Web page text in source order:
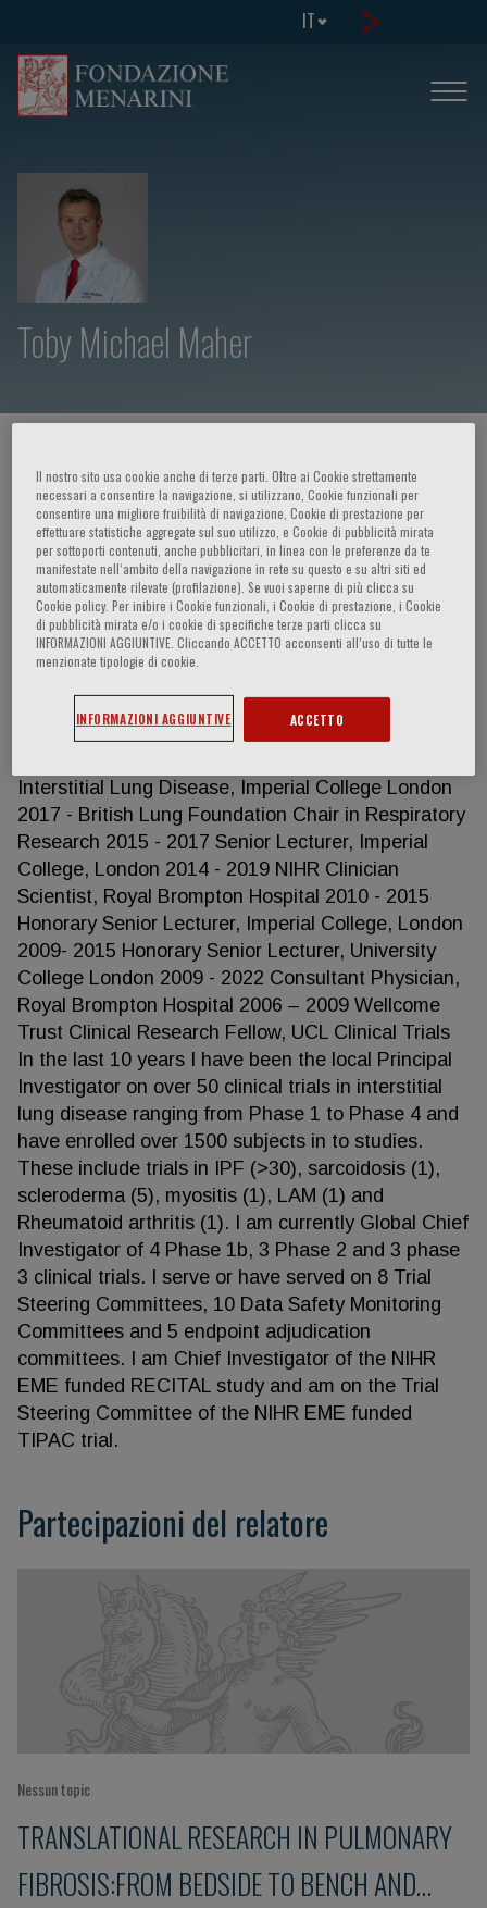
IT
Toby Michael Maher
Toby Michael Maher
Professional History 2020 - Professor of Medicine
and Director of ILD, University of Southern
Brompton Respiratory Clinical Research Facility
2018 - 2020 Director of Respiratory Research,
Interstitial Lung Disease, Imperial College London
2017 - British Lung Foundation Chair in Respiratory
Research 2015 - 2017 Senior Lecturer, Imperial
College, London 2014 - 2019 NIHR Clinician
Scientist, Royal Brompton Hospital 2010 - 2015
Honorary Senior Lecturer, Imperial College, London
2009- 2015 Honorary Senior Lecturer, University
College London 2009 - 2022 Consultant Physician,
Royal Brompton Hospital 2006 – 2009 Wellcome
Trust Clinical Research Fellow, UCL Clinical Trials
In the last 10 years I have been the local Principal
Investigator on over 50 clinical trials in interstitial
lung disease ranging from Phase 1 to Phase 4 and
have enrolled over 1500 subjects in to studies.
These include trials in IPF (>30), sarcoidosis (1),
scleroderma (5), myositis (1), LAM (1) and
Rheumatoid arthritis (1). I am currently Global Chief
Investigator of 4 Phase 1b, 3 Phase 2 and 3 phase
3 clinical trials. I serve or have served on 8 Trial
Steering Committees, 10 Data Safety Monitoring
Committees and 5 endpoint adjudication
committees. I am Chief Investigator of the NIHR
EME funded RECITAL study and am on the Trial
Steering Committee of the NIHR EME funded
TIPAC trial.
Partecipazioni del relatore
Nessun topic
TRANSLATIONAL RESEARCH IN PULMONARY
FIBROSIS:FROM BEDSIDE TO BENCH AND
Il nostro sito usa cookie anche di terze parti. Oltre ai Cookie strettamente
necessari a consentire la navigazione, si utilizzano, Cookie funzionali per
consentire una migliore fruibilità di navigazione, Cookie di prestazione per
effettuare statistiche aggregate sul suo utilizzo, e Cookie di pubblicità mirata
per sottoporti contenuti, anche pubblicitari, in linea con le preferenze da te
manifestate nell‘ambito della navigazione in rete su questo e su altri siti ed
automaticamente rilevate (profilazione). Se vuoi saperne di più clicca su
Cookie policy. Per inibire i Cookie funzionali, i Cookie di prestazione, i Cookie
di pubblicità mirata e/o i cookie di specifiche terze parti clicca su
INFORMAZIONI AGGIUNTIVE. Cliccando ACCETTO acconsenti all’uso di tutte le
menzionate tipologie di cookie.
INFORMAZIONI AGGIUNTIVE ACCETTO